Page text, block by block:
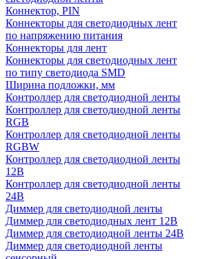
Коннектор, PIN
Коннекторы для светодиодных лент
по напряжению питания
Коннекторы для лент
Коннекторы для светодиодных лент
по типу светодиода SMD
Ширина подложки, мм
Контроллер для светодиодной ленты
Контроллер для светодиодной ленты
RGB
Контроллер для светодиодной ленты
RGBW
Контроллер для светодиодной ленты
12В
Контроллер для светодиодной ленты
24В
Диммер для светодиодной ленты
Диммер для светодиодных лент 12В
Диммер для светодиодной ленты 24В
Диммер для светодиодной ленты